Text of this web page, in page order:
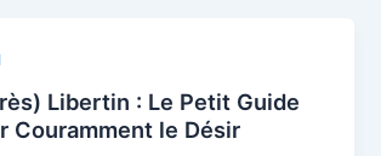
Libertin : Le Petit Guide
Couramment le Désir